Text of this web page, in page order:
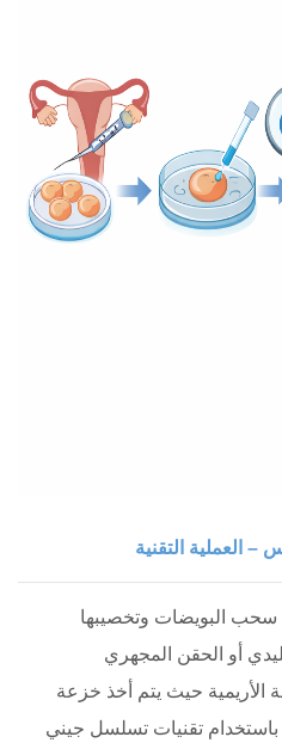
– العملية التقنية
سحب البويضات وتخصيبها
الأريمية حيث يتم أخذ خزعة
تقنيات تسلسل جيني